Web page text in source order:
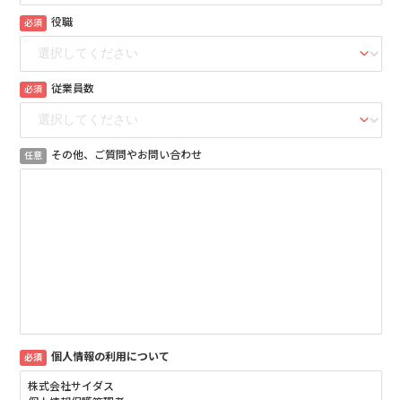
必須 役職
必須 従業員数
任意 その他、ご質問やお問い合わせ
必須 個人情報の利用について
株式会社サイダス